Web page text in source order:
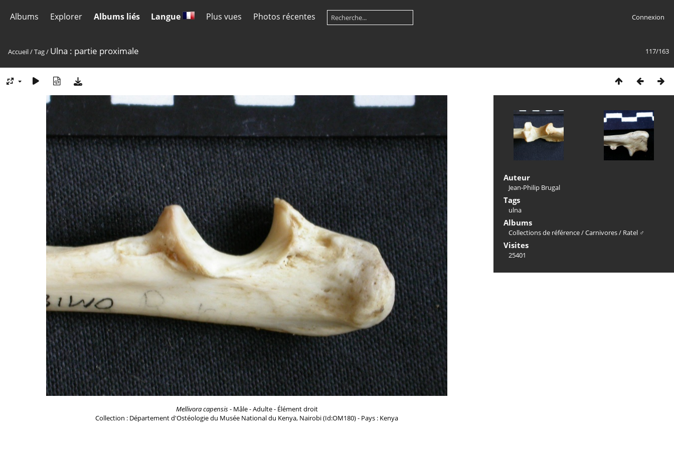
Albums Explorer Albums liés Langue Plus vues Photos récentes Connexion
117/163
Accueil/Tag/ Ulna : partie proximale
Mellivora capensis- Mâle - Adulte - Élément droit
Collection : Département d'Ostéologie du Musée National du Kenya, Nairobi (Id:OM180) - Pays : Kenya
Auteur
Jean-Philip Brugal
Tags
ulna
Albums
Collections de référence/Carnivores/ Ratel ♂
Visites
25401